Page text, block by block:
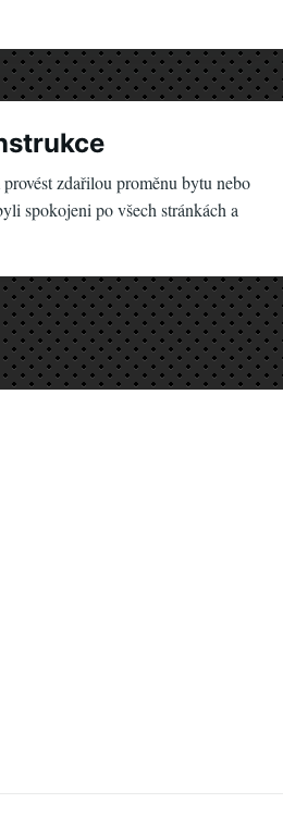
zdařilou proměnu bytu nebo
spokojeni po všech stránkách a